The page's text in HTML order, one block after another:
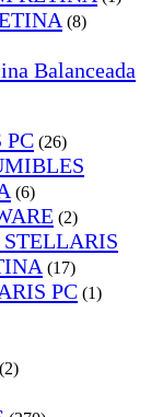
(8)
Balanceada
PC (26)
(6)
(2)
STELLARIS
(17)
PC (1)
(2)